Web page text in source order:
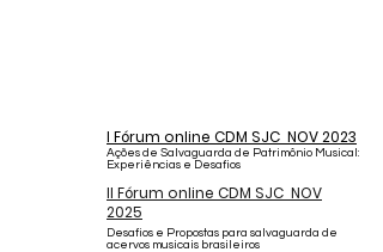
I Fórum online CDM SJC NOV 2023
Ações de Salvaguarda de Patrimônio Musical:
Experiências e Desafios
II Fórum online CDM SJC NOV
2025
Desafios e Propostas para salvaguarda de
acervos musicais brasileiros